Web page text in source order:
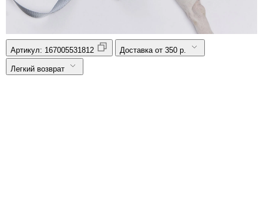
Артикул: 167005531812 Доставка от 350 р.
Легкий возврат